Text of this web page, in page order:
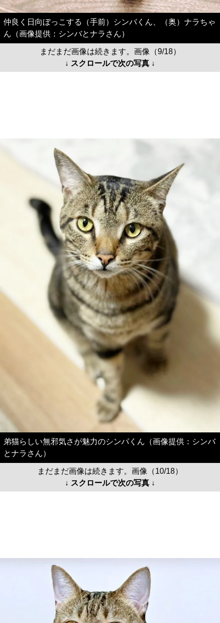
仲良く日向ぼっこする（手前）シンバくん、（奥）ナラちゃ
ん（画像提供：シンバとナラさん）
まだまだ画像は続きます。画像（9/18）
↓ スクロールで次の写真 ↓
弟猫らしい無邪気さが魅力のシンパくん（画像提供：シンバ
とナラさん）
まだまだ画像は続きます。画像（10/18）
↓ スクロールで次の写真 ↓